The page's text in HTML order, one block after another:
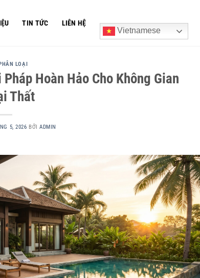
TIN TỨC
LIÊN HỆ
Vietnamese
LOẠI
Hoàn Hảo Cho Không Gian
Thất
5, 2026 BỞIADMIN